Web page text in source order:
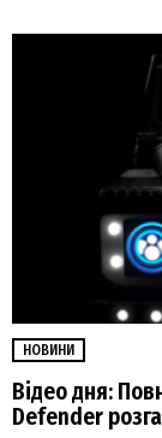
НОВИНИ
Відео дня:
Defender